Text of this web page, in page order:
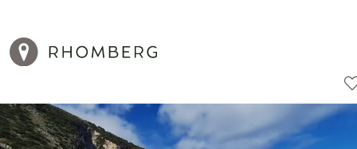
Reiseziele Reisearten Aktionen